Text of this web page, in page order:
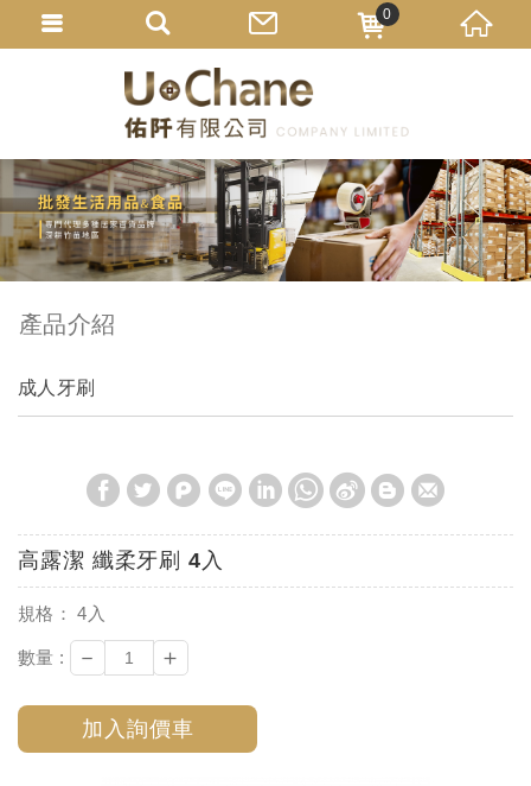
產品介紹
成人牙刷
高露潔 纖柔牙刷 4入
規格： 4入
數量 : － ＋
加入詢價車
0